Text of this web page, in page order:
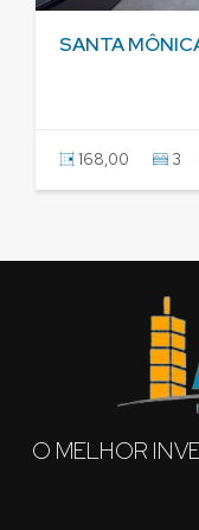
SANTA
168,00 3
O MELHOR